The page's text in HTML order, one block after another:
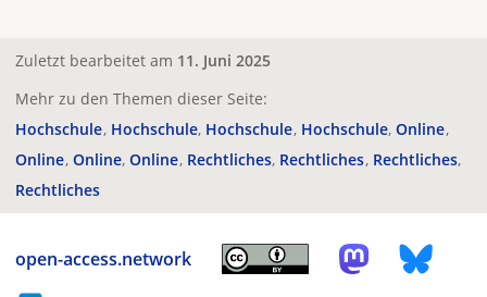
Zuletzt bearbeitet am 11. Juni 2025
Mehr zu den Themen dieser Seite:
Hochschule Hochschule Hochschule Hochschule Online
Online Online Online Rechtliches Rechtliches Rechtliches
Rechtliches
open-access.network